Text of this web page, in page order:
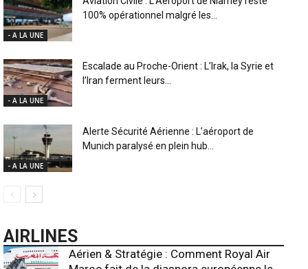
- A LA UNE
100% opérationnel malgré les...
- A LA UNE
Escalade au Proche-Orient : L’Irak, la Syrie et
l’Iran ferment leurs...
- A LA UNE
Alerte Sécurité Aérienne : L’aéroport de
Munich paralysé en plein hub...
AIRLINES
Aérien & Stratégie : Comment Royal Air